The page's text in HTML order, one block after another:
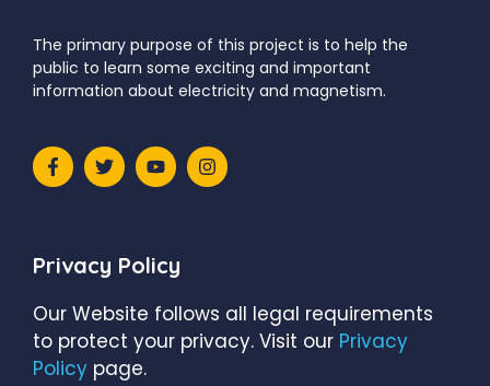
The primary purpose of this project is to help the
public to learn some exciting and important
information about electricity and magnetism.
Privacy Policy
Our Website follows all legal requirements
to protect your privacy. Visit our Privacy
Policy page.